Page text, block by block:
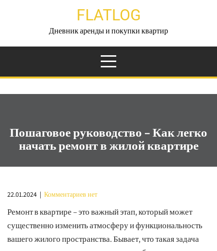
FLATLOG
Дневник аренды и покупки квартир
Пошаговое руководство – Как легко
начать ремонт в жилой квартире
22.01.2024 | Комментариев нет
Ремонт в квартире – это важный этап, который может
существенно изменить атмосферу и функциональность
вашего жилого пространства. Бывает, что такая задача